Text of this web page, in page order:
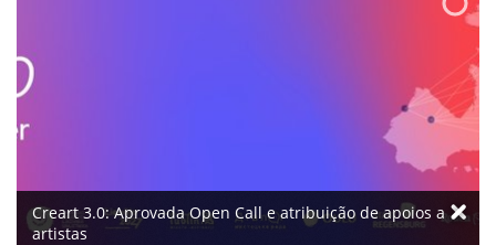
Creart 3.0: Aprovada Open Call e atribuição de apoios a
artistas